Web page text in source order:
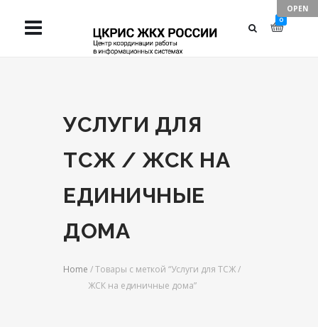
TAKE YOUR
BUSINESS TO
0
УСЛУГИ ДЛЯ
ТСЖ / ЖСК НА
ЕДИНИЧНЫЕ
ДОМА
Home / Товары с меткой “Услуги для ТСЖ /
ЖСК на единичные дома”